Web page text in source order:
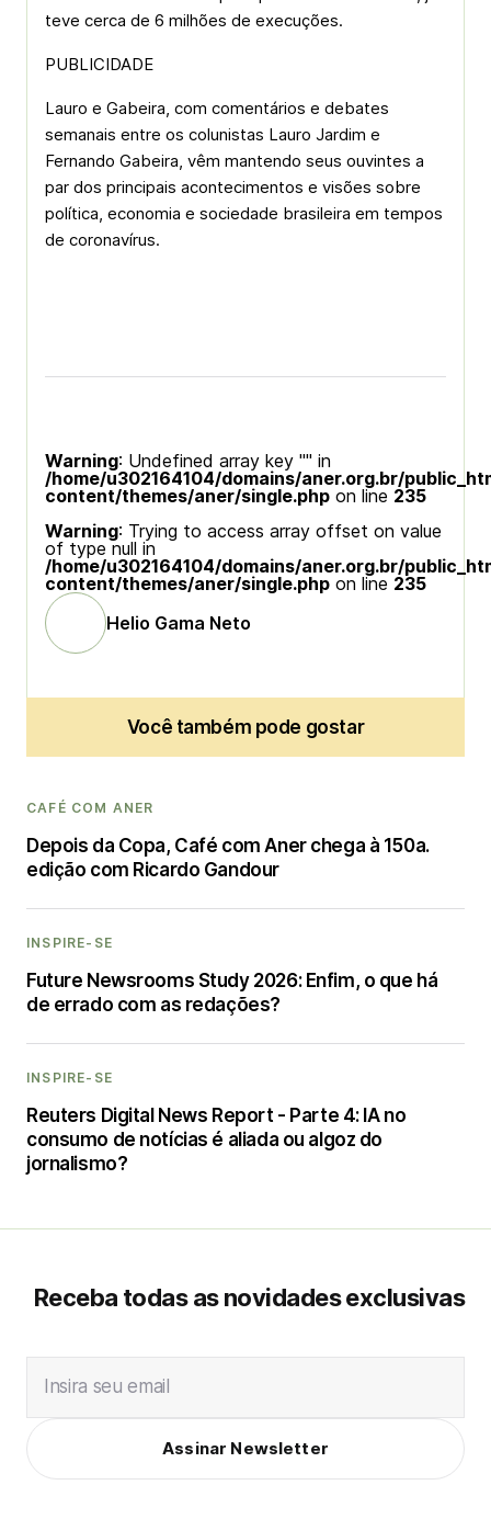
teve cerca de 6 milhões de execuções.
PUBLICIDADE
Lauro e Gabeira, com comentários e debates
semanais entre os colunistas Lauro Jardim e
Fernando Gabeira, vêm mantendo seus ouvintes a
par dos principais acontecimentos e visões sobre
política, economia e sociedade brasileira em tempos
de coronavírus.
Warning: Undefined array key "" in
/home/u302164104/domains/aner.org.br/
content/themes/aner/single.php on line 235
Warning: Trying to access array offset on value
of type null in
/home/u302164104/domains/aner.org.br/
content/themes/aner/single.php on line 235
Helio Gama Neto
Você também pode gostar
CAFÉ COM ANER
Depois da Copa, Café com Aner chega à 150a.
edição com Ricardo Gandour
INSPIRE-SE
Future Newsrooms Study 2026: Enfim, o que há
de errado com as redações?
INSPIRE-SE
Reuters Digital News Report - Parte 4: IA no
consumo de notícias é aliada ou algoz do
jornalismo?
Receba todas as novidades exclusivas
Insira seu email
Assinar Newsletter